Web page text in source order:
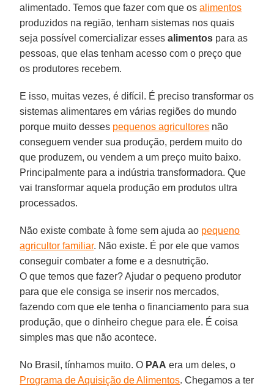
alimentado. Temos que fazer com que osalimentos
produzidos na região, tenham sistemas nos quais
seja possível comercializar essesalimentos para as
pessoas, que elas tenham acesso com o preço que
os produtores recebem.
E isso, muitas vezes, é difícil. É preciso transformar os
sistemas alimentares em várias regiões do mundo
porque muito desses pequenos agricultores não
conseguem vender sua produção, perdem muito do
que produzem, ou vendem a um preço muito baixo.
Principalmente para a indústria transformadora. Que
vai transformar aquela produção em produtos ultra
processados.
Não existe combate à fome sem ajuda ao pequeno
agricultor familiar. Não existe. É por ele que vamos
conseguir combater a fome e a desnutrição.
O que temos que fazer? Ajudar o pequeno produtor
para que ele consiga se inserir nos mercados,
fazendo com que ele tenha o financiamento para sua
produção, que o dinheiro chegue para ele. É coisa
simples mas que não acontece.
No Brasil, tínhamos muito. O PAA era um deles, o
Programa de Aquisição de Alimentos. Chegamos a ter